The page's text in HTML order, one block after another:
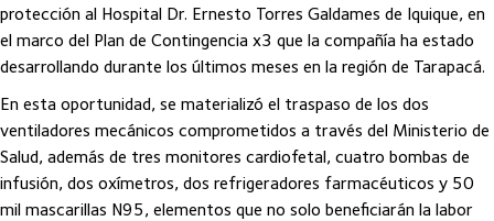
protección al Hospital Dr. Ernesto Torres Galdames de Iquique, en
el marco del Plan de Contingencia x3 que la compañía ha estado
desarrollando durante los últimos meses en la región de Tarapacá.
En esta oportunidad, se materializó el traspaso de los dos
ventiladores mecánicos comprometidos a través del Ministerio de
Salud, además de tres monitores cardiofetal, cuatro bombas de
infusión, dos oxímetros, dos refrigeradores farmacéuticos y 50
mil mascarillas N95, elementos que no solo beneficiarán la labor